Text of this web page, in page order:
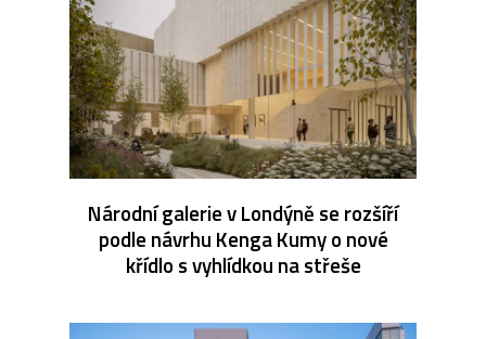
Národní galerie v Londýně se rozšíří
podle návrhu Kenga Kumy o nové
křídlo s vyhlídkou na střeše